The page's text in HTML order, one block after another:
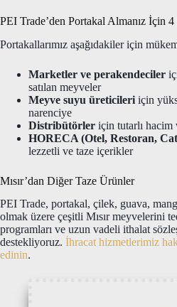
PEI Trade’den Portakal Almanız İçin
Portakallarımız aşağıdakiler için
Marketler ve perakendeciler
satılan meyveler
Meyve suyu üreticileri için
narenciye
Distribütörler için tutarlı hacim
HORECA (Otel, Restoran,
lezzetli ve taze içerikler
Mısır’dan Diğer Taze Ürünler
PEI Trade, portakal, çilek, guava,
olmak üzere çeşitli Mısır meyvelerini
programları ve uzun vadeli ithalat
destekliyoruz. İhracat hizmetlerimiz
edinin.